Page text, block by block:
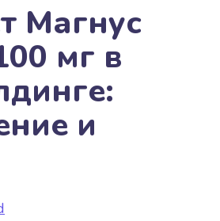
Магнус
мг в
и